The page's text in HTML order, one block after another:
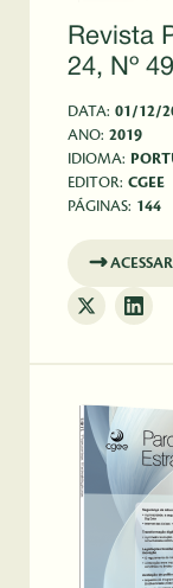
Revista
24, Nº
DATA: 01/12/
ANO: 2019
IDIOMA:
EDITOR: CGEE
PÁGINAS: 144